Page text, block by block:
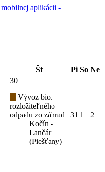
mobilnej aplikácii -
Št Pi So Ne
30
Vývoz bio.
rozložiteľného
odpadu zo záhrad
Kočín -
Lančár
(Piešťany)
31 1 2